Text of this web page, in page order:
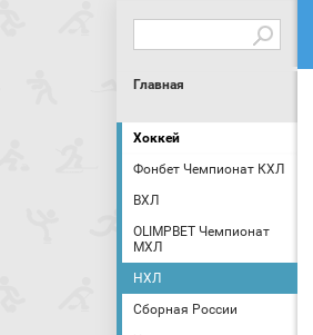
Главная
Хоккей
Фонбет Чемпионат КХЛ
ВХЛ
OLIMPBET Чемпионат
МХЛ
НХЛ
Сборная России